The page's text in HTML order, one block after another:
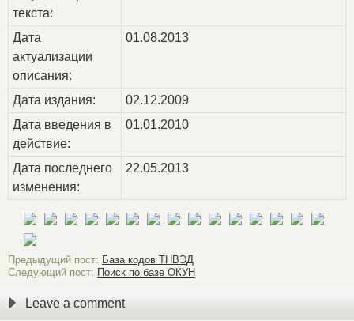
текста:
Дата
актуализации
описания:
01.08.2013
Дата издания:
02.12.2009
Дата введения в
действие:
01.01.2010
Дата последнего
изменения:
22.05.2013
Предыдущий пост: База кодов ТНВЭД
Следующий пост: Поиск по базе ОКУН
Leave a comment